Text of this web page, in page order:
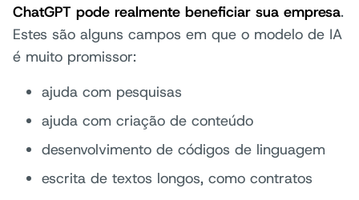
ChatGPT pode realmente beneficiar sua empresa.
Estes são alguns campos em que o modelo de IA
é muito promissor:
ajuda com pesquisas
ajuda com criação de conteúdo
desenvolvimento de códigos de linguagem
escrita de textos longos, como contratos